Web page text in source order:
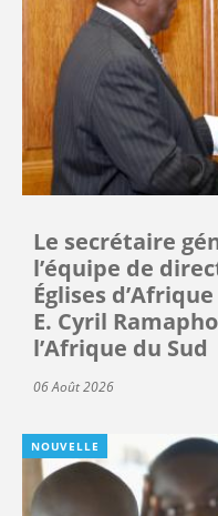
Le secrétaire
l’équipe de
Églises
E. Cyril
l’Afrique du Sud
06 Août 2026
NOUVELLE